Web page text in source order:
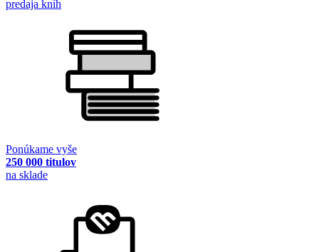
predaja kníh
Ponúkame vyše
250 000 titulov
na sklade